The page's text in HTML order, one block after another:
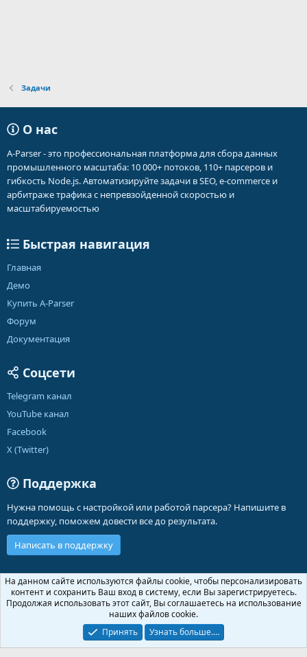
Задачи
О нас
A-Parser - это профессиональная платформа для сбора данных
промышленного масштаба: 10 000+ потоков, 110+ парсеров и
гибкость Node.js. Автоматизируйте задачи в SEO, e-commerce и
арбитраже трафика с непревзойденной скоростью и
масштабируемостью
Быстрая навигация
Главная
Демо
Купить A-Parser
Форум
Документация
Соцсети
Telegram канал
YouTube канал
Facebook
X (Twitter)
Поддержка
Нужна помощь с настройкой или работой парсера? Напишите в
поддержку, поможем довести все до результата.
Написать в поддержку
Russian (RU)
Обратная связь
Условия и правила
Политика конфиденциальности
Помощь
Community platform by XenForo ® © 2010-2026 XenForo Ltd.
На данном сайте используются файлы cookie, чтобы персонализировать
контент и сохранить Ваш вход в систему, если Вы зарегистрируетесь.
Продолжая использовать этот сайт, Вы соглашаетесь на использование
наших файлов cookie.
Принять
Узнать больше.…